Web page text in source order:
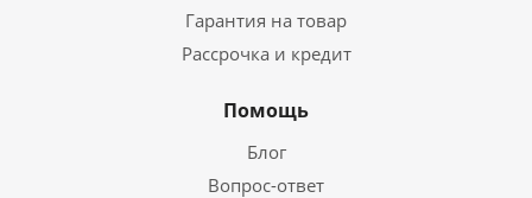
Гарантия на товар
Рассрочка и кредит
Помощь
Блог
Вопрос-ответ